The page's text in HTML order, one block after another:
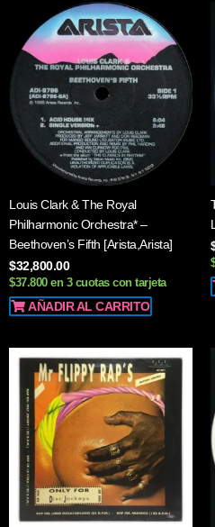
Louis Clark & The Royal
Philharmonic Orchestra* –
Beethoven’s Fifth [Arista,Arista]
$32,800.00
$37.800 en 3 cuotas con tarjeta
AÑADIR AL CARRITO